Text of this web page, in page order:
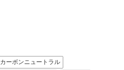
カーボンニュートラル